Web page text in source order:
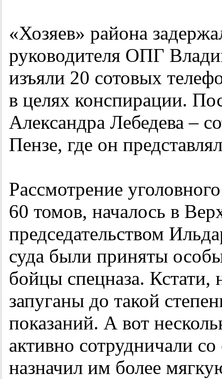
«Хозяев» района
руководителя ОПГ
изъяли 20 сотовых
в целях конспирации.
Александра Лебедева –
Пензе, где он
Рассмотрение
60 томов, началось в
председательством
суда были приняты
бойцы спецназа.
запуганы до такой
показаний. А вот
активно сотрудничали со
назначил им более